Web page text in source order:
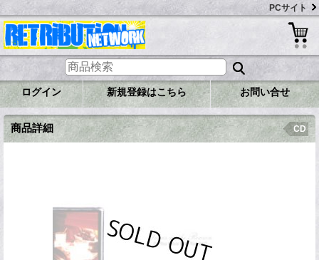
PCサイト
ログイン 新規登録はこちら お問い合せ
商品詳細 CD